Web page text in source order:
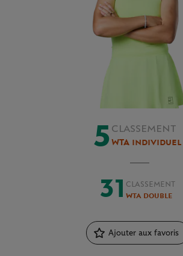
5 CLASSEMENT
WTA individuel
31 CLASSEMENT
WTA double
Ajouter aux favoris